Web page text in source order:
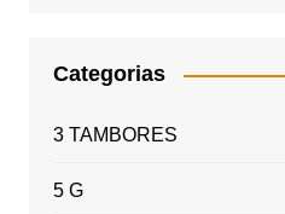
Categorias
3 TAMBORES
5 G